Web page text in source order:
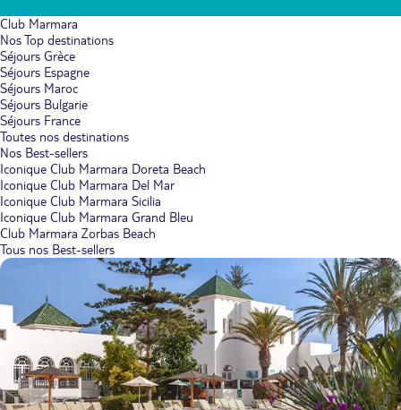
Club Marmara
Nos Top destinations
Séjours Grèce
Séjours Espagne
Séjours Maroc
Séjours Bulgarie
Séjours France
Toutes nos destinations
Nos Best-sellers
Iconique Club Marmara Doreta Beach
Iconique Club Marmara Del Mar
Iconique Club Marmara Sicilia
Iconique Club Marmara Grand Bleu
Club Marmara Zorbas Beach
Tous nos Best-sellers